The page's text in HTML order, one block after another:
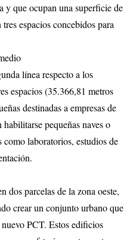
y que ocupan una superficie de
espacios concebidos para
línea respecto a los
espacios (35.366,81 metros
destinadas a empresas de
pequeñas naves o
como laboratorios, estudios de
dos parcelas de la zona oeste,
crear un conjunto urbano que
PCT. Estos edificios